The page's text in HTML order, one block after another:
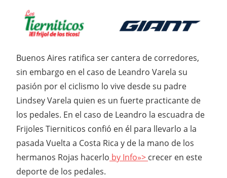
Buenos Aires ratifica ser cantera de corredores,
sin embargo en el caso de Leandro Varela su
pasión por el ciclismo lo vive desde su padre
Lindsey Varela quien es un fuerte practicante de
los pedales. En el caso de Leandro la escuadra de
Frijoles Tierniticos confió en él para llevarlo a la
pasada Vuelta a Costa Rica y de la mano de los
hermanos Rojas hacerlo by Info»> crecer en este
deporte de los pedales.